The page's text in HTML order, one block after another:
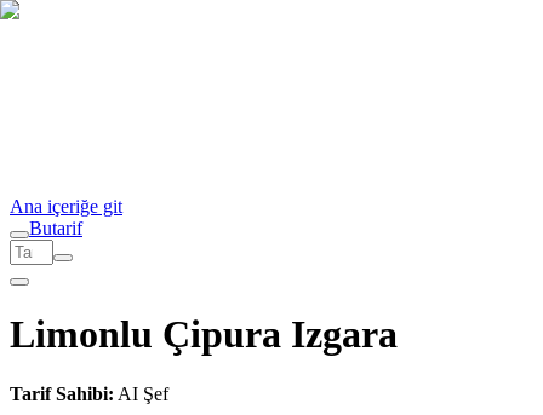
Ana içeriğe git
Butarif
Limonlu Çipura Izgara
Tarif Sahibi: AI Şef